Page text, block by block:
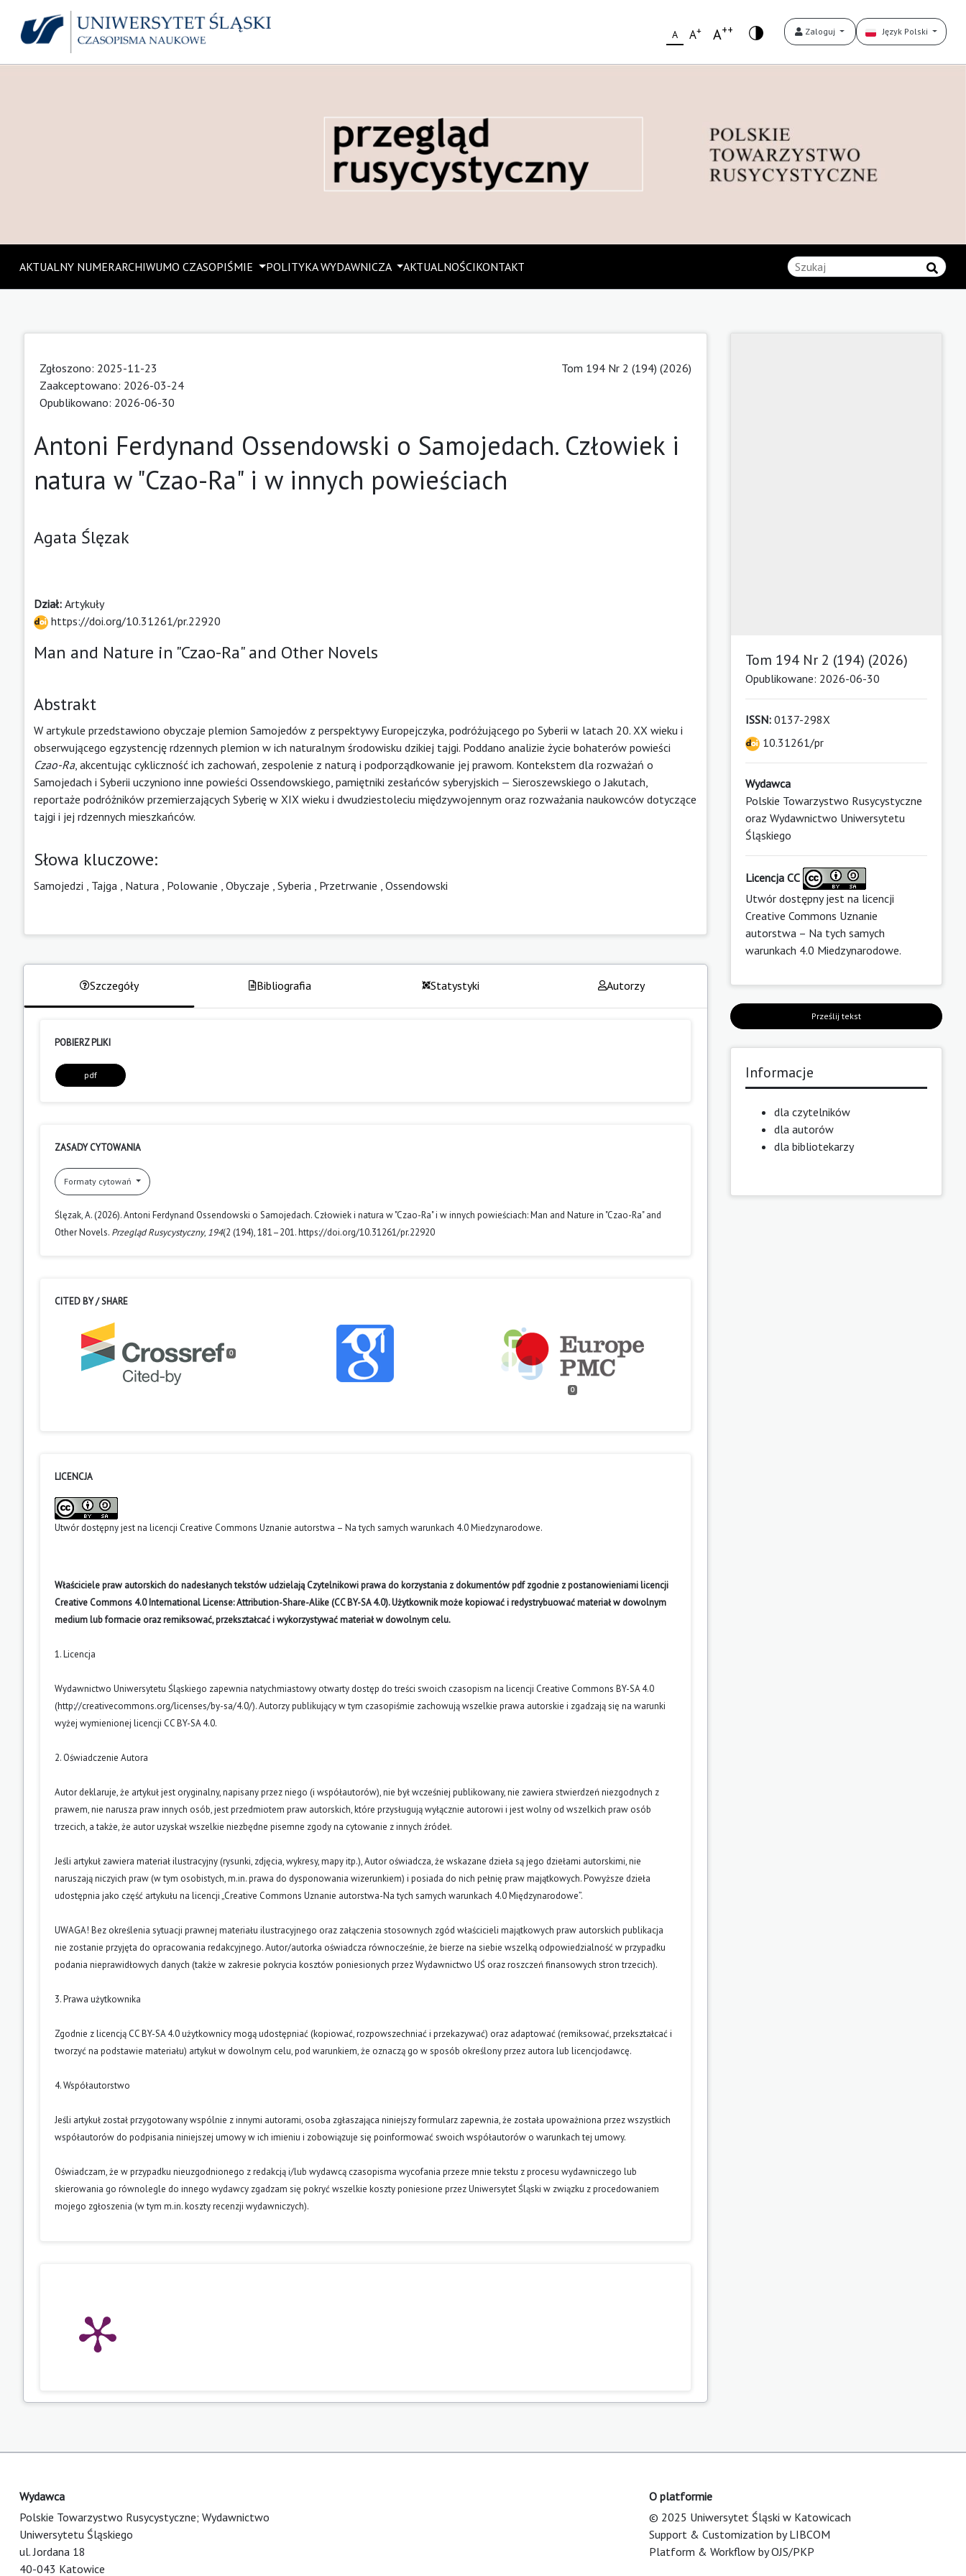
A A+ A++ Zaloguj Język Polski
AKTUALNY NUMERARCHIWUMO CZASOPIŚMIE POLITYKA WYDAWNICZA AKTUALNOŚCIKONTAKT
Zgłoszono: 2025-11-23
Zaakceptowano: 2026-03-24
Opublikowano: 2026-06-30
Tom 194 Nr 2 (194) (2026)
Antoni Ferdynand Ossendowski o Samojedach. Człowiek i
natura w "Czao-Ra" i w innych powieściach
Agata Ślęzak
Dział: Artykuły
https://doi.org/10.31261/pr.22920
Man and Nature in "Czao-Ra" and Other Novels
Abstrakt
W artykule przedstawiono obyczaje plemion Samojedów z perspektywy Europejczyka, podróżującego po Syberii w latach 20. XX wieku i
obserwującego egzystencję rdzennych plemion w ich naturalnym środowisku dzikiej tajgi. Poddano analizie życie bohaterów powieści
Czao-Ra, akcentując cykliczność ich zachowań, zespolenie z naturą i podporządkowanie jej prawom. Kontekstem dla rozważań o
Samojedach i Syberii uczyniono inne powieści Ossendowskiego, pamiętniki zesłańców syberyjskich — Sieroszewskiego o Jakutach,
reportaże podróżników przemierzających Syberię w XIX wieku i dwudziestoleciu międzywojennym oraz rozważania naukowców dotyczące
tajgi i jej rdzennych mieszkańców.
Słowa kluczowe:
Samojedzi Tajga Natura Polowanie Obyczaje Syberia Przetrwanie Ossendowski
Szczegóły Bibliografia Statystyki Autorzy
POBIERZ PLIKI
pdf
ZASADY CYTOWANIA
Formaty cytowań
Ślęzak, A. (2026). Antoni Ferdynand Ossendowski o Samojedach. Człowiek i natura w "Czao-Ra" i w innych powieściach: Man and Nature in "Czao-Ra" and
Other Novels. Przegląd Rusycystyczny, 194(2 (194), 181–201. https://doi.org/10.31261/pr.22920
CITED BY / SHARE
0
0
LICENCJA
Utwór dostępny jest na licencji Creative Commons Uznanie autorstwa – Na tych samych warunkach 4.0 Miedzynarodowe.
Właściciele praw autorskich do nadesłanych tekstów udzielają Czytelnikowi prawa do korzystania z dokumentów pdf zgodnie z postanowieniami licencji
Creative Commons 4.0 International License: Attribution-Share-Alike (CC BY-SA 4.0). Użytkownik może kopiować i redystrybuować materiał w dowolnym
medium lub formacie oraz remiksować, przekształcać i wykorzystywać materiał w dowolnym celu.
1. Licencja
Wydawnictwo Uniwersytetu Śląskiego zapewnia natychmiastowy otwarty dostęp do treści swoich czasopism na licencji Creative Commons BY-SA 4.0
(http://creativecommons.org/licenses/by-sa/4.0/). Autorzy publikujący w tym czasopiśmie zachowują wszelkie prawa autorskie i zgadzają się na warunki
wyżej wymienionej licencji CC BY-SA 4.0.
2. Oświadczenie Autora
Autor deklaruje, że artykuł jest oryginalny, napisany przez niego (i współautorów), nie był wcześniej publikowany, nie zawiera stwierdzeń niezgodnych z
prawem, nie narusza praw innych osób, jest przedmiotem praw autorskich, które przysługują wyłącznie autorowi i jest wolny od wszelkich praw osób
trzecich, a także, że autor uzyskał wszelkie niezbędne pisemne zgody na cytowanie z innych źródeł.
Jeśli artykuł zawiera materiał ilustracyjny (rysunki, zdjęcia, wykresy, mapy itp.), Autor oświadcza, że wskazane dzieła są jego dziełami autorskimi, nie
naruszają niczyich praw (w tym osobistych, m.in. prawa do dysponowania wizerunkiem) i posiada do nich pełnię praw majątkowych. Powyższe dzieła
udostępnia jako część artykułu na licencji „Creative Commons Uznanie autorstwa-Na tych samych warunkach 4.0 Międzynarodowe”.
UWAGA! Bez określenia sytuacji prawnej materiału ilustracyjnego oraz załączenia stosownych zgód właścicieli majątkowych praw autorskich publikacja
nie zostanie przyjęta do opracowania redakcyjnego. Autor/autorka oświadcza równocześnie, że bierze na siebie wszelką odpowiedzialność w przypadku
podania nieprawidłowych danych (także w zakresie pokrycia kosztów poniesionych przez Wydawnictwo UŚ oraz roszczeń finansowych stron trzecich).
3. Prawa użytkownika
Zgodnie z licencją CC BY-SA 4.0 użytkownicy mogą udostępniać (kopiować, rozpowszechniać i przekazywać) oraz adaptować (remiksować, przekształcać i
tworzyć na podstawie materiału) artykuł w dowolnym celu, pod warunkiem, że oznaczą go w sposób określony przez autora lub licencjodawcę.
4. Współautorstwo
Jeśli artykuł został przygotowany wspólnie z innymi autorami, osoba zgłaszająca niniejszy formularz zapewnia, że została upoważniona przez wszystkich
współautorów do podpisania niniejszej umowy w ich imieniu i zobowiązuje się poinformować swoich współautorów o warunkach tej umowy.
Oświadczam, że w przypadku nieuzgodnionego z redakcją i/lub wydawcą czasopisma wycofania przeze mnie tekstu z procesu wydawniczego lub
skierowania go równolegle do innego wydawcy zgadzam się pokryć wszelkie koszty poniesione przez Uniwersytet Śląski w związku z procedowaniem
mojego zgłoszenia (w tym m.in. koszty recenzji wydawniczych).
Tom 194 Nr 2 (194) (2026)
Opublikowane: 2026-06-30
ISSN:0137-298X
10.31261/pr
Wydawca
Polskie Towarzystwo Rusycystyczne
oraz Wydawnictwo Uniwersytetu
Śląskiego
Licencja CC
Utwór dostępny jest na licencji
Creative Commons Uznanie
autorstwa – Na tych samych
warunkach 4.0 Miedzynarodowe.
Prześlij tekst
Informacje
dla czytelników
dla autorów
dla bibliotekarzy
Wydawca
Polskie Towarzystwo Rusycystyczne; Wydawnictwo
Uniwersytetu Śląskiego
ul. Jordana 18
40-043 Katowice
O platformie
© 2025 Uniwersytet Śląski w Katowicach
Support & Customization by LIBCOM
Platform & Workflow by OJS/PKP